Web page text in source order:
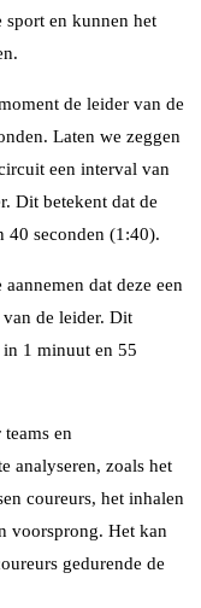
sport en kunnen het
de leider van de
Laten we zeggen
een interval van
Dit betekent dat de
40 seconden (1:40).
dat deze een
de leider. Dit
in 1 minuut en 55
en
analyseren, zoals het
coureurs, het inhalen
voorsprong. Het kan
gedurende de